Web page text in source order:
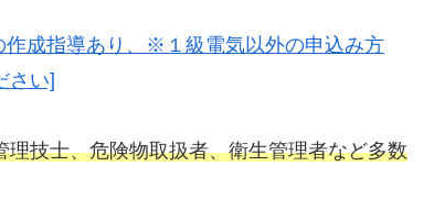
成指導あり、※１級電気以外の申込み方
さい]
技士、危険物取扱者、衛生管理者など多数